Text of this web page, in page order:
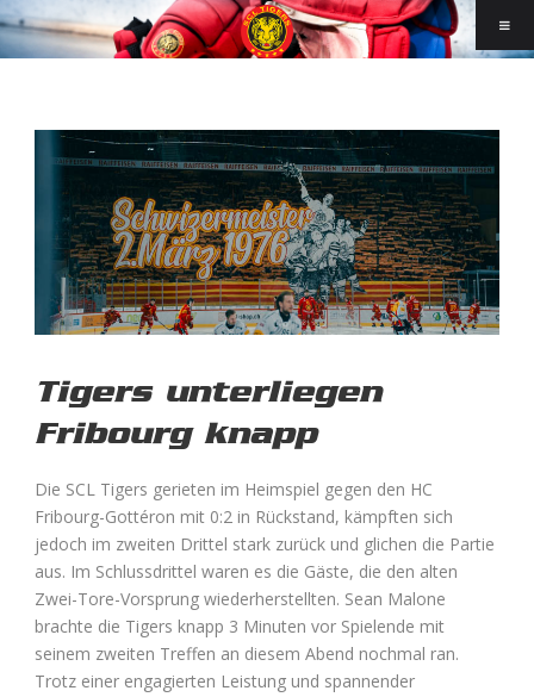
Tigers unterliegen
Fribourg knapp
Die SCL Tigers gerieten im Heimspiel gegen den HC
Fribourg-Gottéron mit 0:2 in Rückstand, kämpften sich
jedoch im zweiten Drittel stark zurück und glichen die Partie
aus. Im Schlussdrittel waren es die Gäste, die den alten
Zwei-Tore-Vorsprung wiederherstellten. Sean Malone
brachte die Tigers knapp 3 Minuten vor Spielende mit
seinem zweiten Treffen an diesem Abend nochmal ran.
Trotz einer engagierten Leistung und spannender